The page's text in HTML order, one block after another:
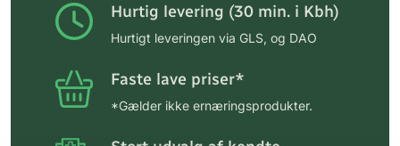
Hurtig levering (30 min. i Kbh)
Hurtigt leveringen via GLS, og DAO
Faste lave priser*
*Gælder ikke ernæringsprodukter.